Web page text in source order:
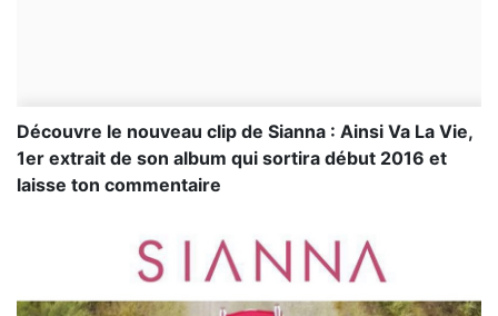
Découvre le nouveau clip de Sianna : Ainsi Va La Vie,
1er extrait de son album qui sortira début 2016 et
laisse ton commentaire